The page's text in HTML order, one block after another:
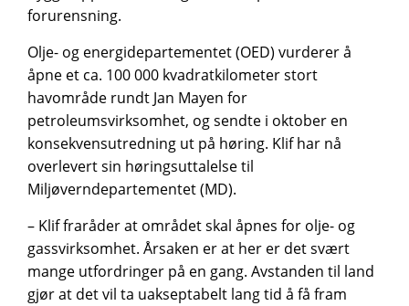
forurensning.
Olje- og energidepartementet (OED) vurderer å
åpne et ca. 100 000 kvadratkilometer stort
havområde rundt Jan Mayen for
petroleumsvirksomhet, og sendte i oktober en
konsekvensutredning ut på høring. Klif har nå
overlevert sin høringsuttalelse til
Miljøverndepartementet (MD).
– Klif fraråder at området skal åpnes for olje- og
gassvirksomhet. Årsaken er at her er det svært
mange utfordringer på en gang. Avstanden til land
gjør at det vil ta uakseptabelt lang tid å få fram